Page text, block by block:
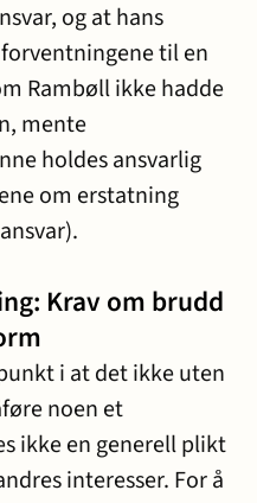
og at hans
til en
Rambøll ikke hadde
mente
holdes ansvarlig
om erstatning
Krav om brudd
i at det ikke uten
noen et
ikke en generell plikt
interesser. For å